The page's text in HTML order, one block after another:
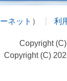
ネット ） 利
Copyright
Copyright (C)